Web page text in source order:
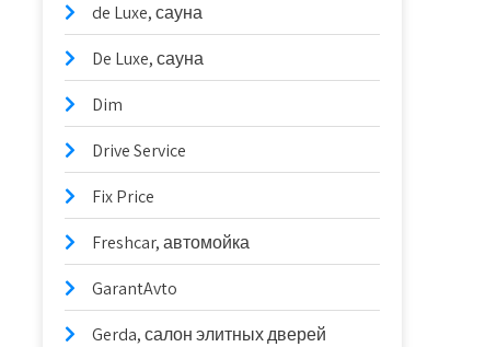
de Luxe, сауна
De Luxe, сауна
Dim
Drive Service
Fix Price
Freshcar, автомойка
GarantAvto
Gerda, салон элитных дверей